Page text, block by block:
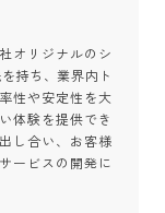
オリジナルのシ
持ち、業界内ト
性や安定性を大
体験を提供でき
し合い、お客様
ービスの開発に